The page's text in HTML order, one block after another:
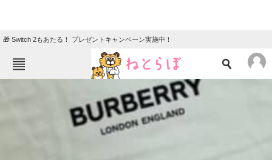
🎁 Switch 2もあたる！ プレゼントキャンペーン実施中！
ニュース
クイズ